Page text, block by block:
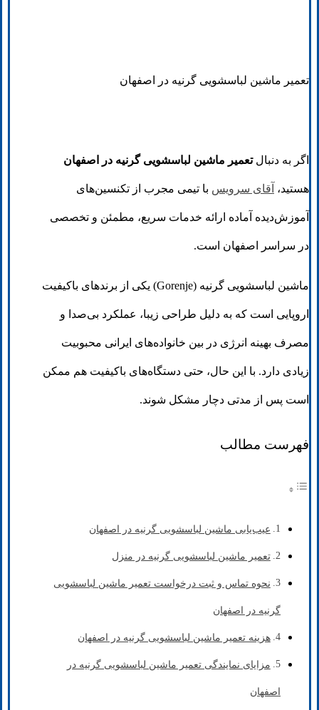
تعمیر ماشین لباسشویی گرنیه در اصفهان
اگر به دنبالتعمیر ماشین لباسشویی گرنیه در اصفهان
هستید، آقای سرویس با تیمی مجرب از تکنسین‌های
آموزش‌دیده آماده ارائه خدمات سریع، مطمئن و تخصصی
در سراسر اصفهان است.
ماشین لباسشویی گرنیه (Gorenje) یکی از برندهای باکیفیت
اروپایی است که به دلیل طراحی زیبا، عملکرد بی‌صدا و
مصرف بهینه انرژی در بین خانواده‌های ایرانی محبوبیت
زیادی دارد. با این حال، حتی دستگاه‌های باکیفیت هم ممکن
است پس از مدتی دچار مشکل شوند.
فهرست مطالب
عیب‌یابی ماشین لباسشویی گرنیه در اصفهان
تعمیر ماشین لباسشویی گرنیه در منزل
نحوه تماس و ثبت درخواست تعمیر ماشین لباسشویی
گرنیه در اصفهان
هزینه تعمیر ماشین لباسشویی گرنیه در اصفهان
مزایای نمایندگی تعمیر ماشین لباسشویی گرنیه در
اصفهان